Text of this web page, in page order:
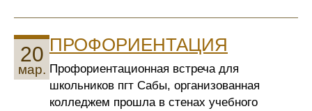
20
мар.
ПРОФОРИЕНТАЦИЯ
Профориентационная встреча для
школьников пгт Сабы, организованная
колледжем прошла в стенах учебного